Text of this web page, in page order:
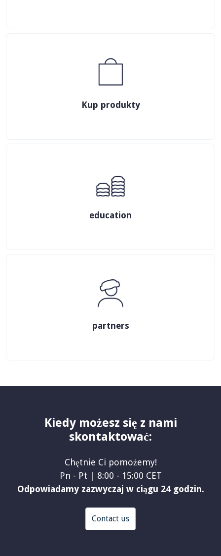
Kup produkty
education
partners
Kiedy możesz się z nami
skontaktować:
Chętnie Ci pomożemy!
Pn - Pt | 8:00 - 15:00 CET
Odpowiadamy zazwyczaj w ciągu 24 godzin.
Contact us